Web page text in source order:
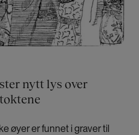
nytt lys over
øyer er funnet i graver til